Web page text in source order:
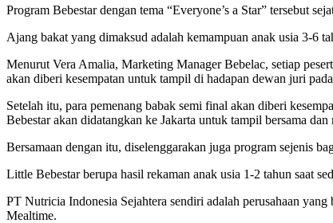
Program Bebestar dengan tema “Everyone’s a Star” tersebut
Ajang bakat yang dimaksud adalah kemampuan anak usia 3-6
Menurut Vera Amalia, Marketing Manager Bebelac, setiap
akan diberi kesempatan untuk tampil di hadapan dewan juri
Setelah itu, para pemenang babak semi final akan diberi
Bebestar akan didatangkan ke Jakarta untuk tampil bersama
Bersamaan dengan itu, diselenggarakan juga program sejenis
Little Bebestar berupa hasil rekaman anak usia 1-2 tahun saat
PT Nutricia Indonesia Sejahtera sendiri adalah perusahaan
Mealtime.